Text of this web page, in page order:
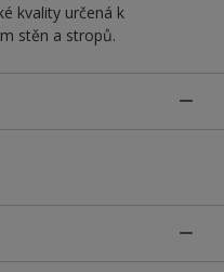
kvality určená k
stěn a stropů.